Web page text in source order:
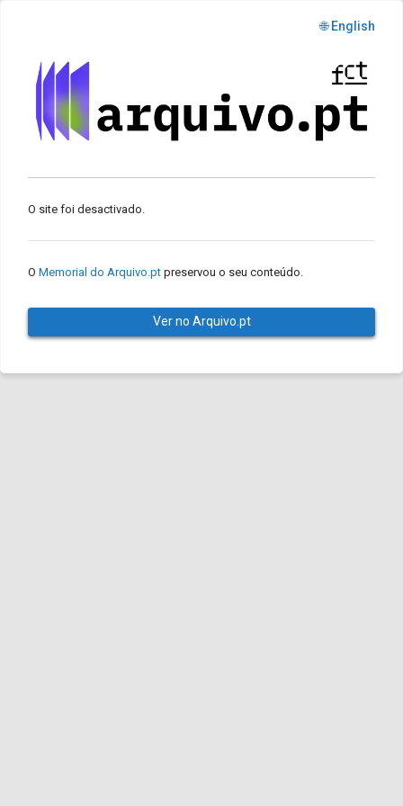
🌐 English
O site foi desactivado.
O Memorial do Arquivo.pt preservou o seu conteúdo.
Ver no Arquivo.pt